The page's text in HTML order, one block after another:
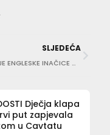
SLJEDEĆA
DVIJE ENGLESKE INAČICE CJELOVITIH DJELA ‘Prevođenjem Držića činimo svijet bogatijim’
Dječja klapa
put zapjevala
u Cavtatu